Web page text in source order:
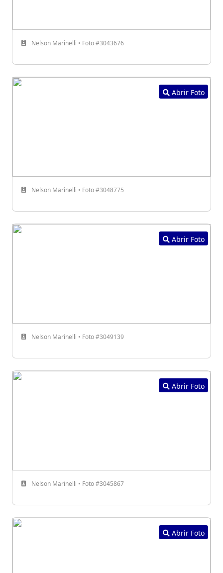
Nelson Marinelli • Foto #3043676
Abrir Foto
Nelson Marinelli • Foto #3048775
Abrir Foto
Nelson Marinelli • Foto #3049139
Abrir Foto
Nelson Marinelli • Foto #3045867
Abrir Foto